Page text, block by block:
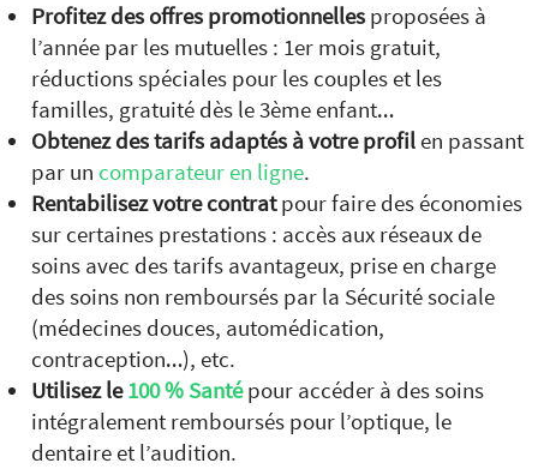
Profitez des offres promotionnelles proposées à
l’année par les mutuelles : 1er mois gratuit,
réductions spéciales pour les couples et les
familles, gratuité dès le 3ème enfant…
Obtenez des tarifs adaptés à votre profil en passant
par un comparateur en ligne.
Rentabilisez votre contratpour faire des économies
sur certaines prestations : accès aux réseaux de
soins avec des tarifs avantageux, prise en charge
des soins non remboursés par la Sécurité sociale
(médecines douces, automédication,
contraception…), etc.
Utilisez le100 % Santépour accéder à des soins
intégralement remboursés pour l’optique, le
dentaire et l’audition.